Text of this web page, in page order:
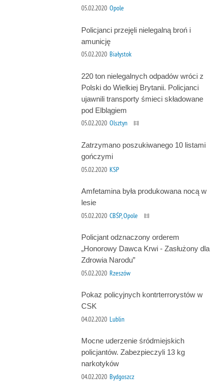
05.02.2020 Opole
Policjanci przejęli nielegalną broń i
amunicję
05.02.2020 Białystok
220 ton nielegalnych odpadów wróci z
Polski do Wielkiej Brytanii. Policjanci
ujawnili transporty śmieci składowane
pod Elblągiem
05.02.2020 Olsztyn
Zatrzymano poszukiwanego 10 listami
gończymi
05.02.2020 KSP
Amfetamina była produkowana nocą w
lesie
05.02.2020 CBŚP, Opole
Policjant odznaczony orderem
„Honorowy Dawca Krwi - Zasłużony dla
Zdrowia Narodu”
05.02.2020 Rzeszów
Pokaz policyjnych kontrterrorystów w
CSK
04.02.2020 Lublin
Mocne uderzenie śródmiejskich
policjantów. Zabezpieczyli 13 kg
narkotyków
04.02.2020 Bydgoszcz